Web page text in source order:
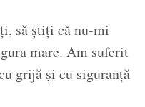
să știți că nu-mi
mare. Am suferit
grijă și cu siguranță